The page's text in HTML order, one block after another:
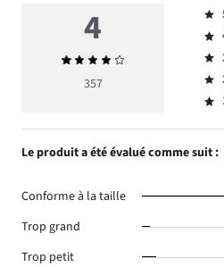
4
Note
moyenne
357
5,
de
211.
4,
de
88.
3,
28.
2,
votes
1,
de
7.
Le produit a été évalué comme suit :
Conforme à la taille
Trop grand
Trop petit